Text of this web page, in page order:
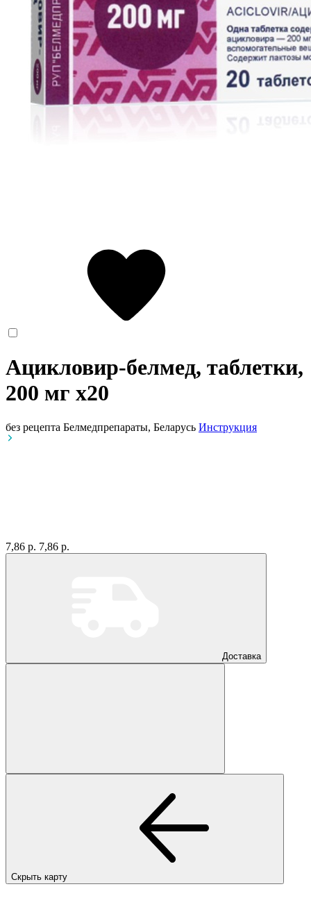
Ацикловир-белмед, таблетки,
200 мг x20
без рецепта Белмедпрепараты, Беларусь Инструкция
7,86 р. 7,86 р.
Доставка
Скрыть карту